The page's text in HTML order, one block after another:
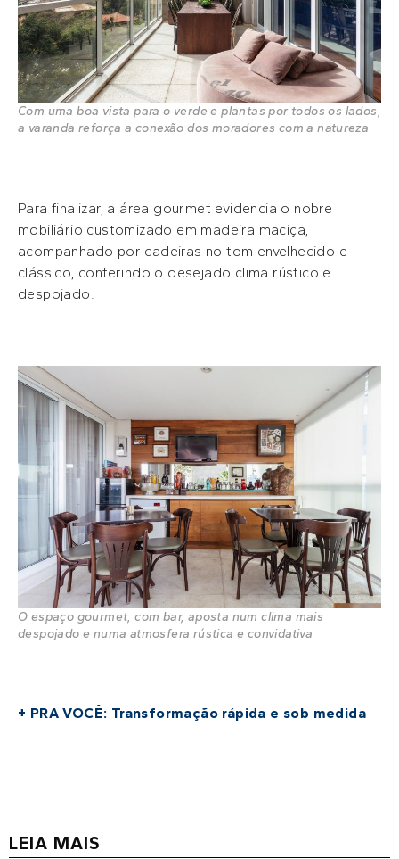
Com uma boa vista para o verde e plantas por todos os lados,
a varanda reforça a conexão dos moradores com a natureza
Para finalizar, a área gourmet evidencia o nobre
mobiliário customizado em madeira maciça,
acompanhado por cadeiras no tom envelhecido e
clássico, conferindo o desejado clima rústico e
despojado.
O espaço gourmet, com bar, aposta num clima mais
despojado e numa atmosfera rústica e convidativa
+ PRA VOCÊ: Transformação rápida e sob medida
LEIA MAIS